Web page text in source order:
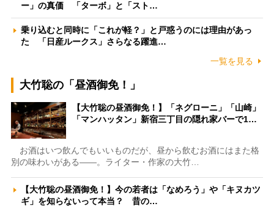
ー」の真価 「ターボ」と「スト…
乗り込むと同時に「これが軽？」と戸惑うのには理由があっ
た 「日産ルークス」さらなる躍進…
一覧を見る
大竹聡の「昼酒御免！」
【大竹聡の昼酒御免！】「ネグローニ」「山崎」
「マンハッタン」新宿三丁目の隠れ家バーで1…
お酒はいつ飲んでもいいものだが、昼から飲むお酒にはまた格
別の味わいがある――。ライター・作家の大竹…
【大竹聡の昼酒御免！】今の若者は「なめろう」や「キヌカツ
ギ」を知らないって本当？ 昔の…